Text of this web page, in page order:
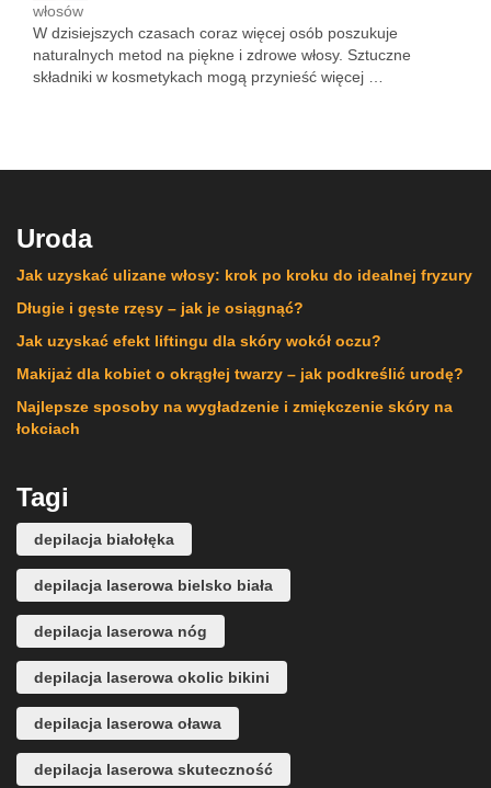
włosów
W dzisiejszych czasach coraz więcej osób poszukuje
naturalnych metod na piękne i zdrowe włosy. Sztuczne
składniki w kosmetykach mogą przynieść więcej …
Uroda
Jak uzyskać ulizane włosy: krok po kroku do idealnej fryzury
Długie i gęste rzęsy – jak je osiągnąć?
Jak uzyskać efekt liftingu dla skóry wokół oczu?
Makijaż dla kobiet o okrągłej twarzy – jak podkreślić urodę?
Najlepsze sposoby na wygładzenie i zmiękczenie skóry na
łokciach
Tagi
depilacja białołęka
depilacja laserowa bielsko biała
depilacja laserowa nóg
depilacja laserowa okolic bikini
depilacja laserowa oława
depilacja laserowa skuteczność